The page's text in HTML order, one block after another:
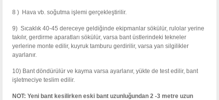
8 ) Hava vb. soğutma işlemi gerçekleştirilir.
9) Sıcaklık 40-45 dereceye geldiğinde ekipmanlar sökülür, rulolar yerine
takılır, gerdirme aparatları sökülür, varsa bant üstlerindeki tekneler
yerlerine monte edilir, kuyruk tamburu gerdirilir, varsa yan silgilikler
ayarlanır.
10) Bant döndürülür ve kayma varsa ayarlanır, yükte de test edilir, bant
işletmeciye teslim edilir.
NOT: Yeni bant kesilirken eski bant uzunluğundan 2 -3 metre uzun